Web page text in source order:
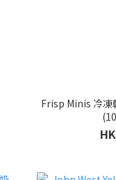
Frisp Minis 冷凍